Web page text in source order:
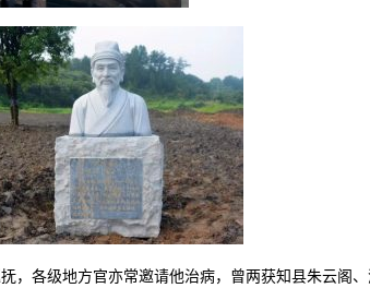
，各级地方官亦常邀请他治病，曾两获知县朱云阁